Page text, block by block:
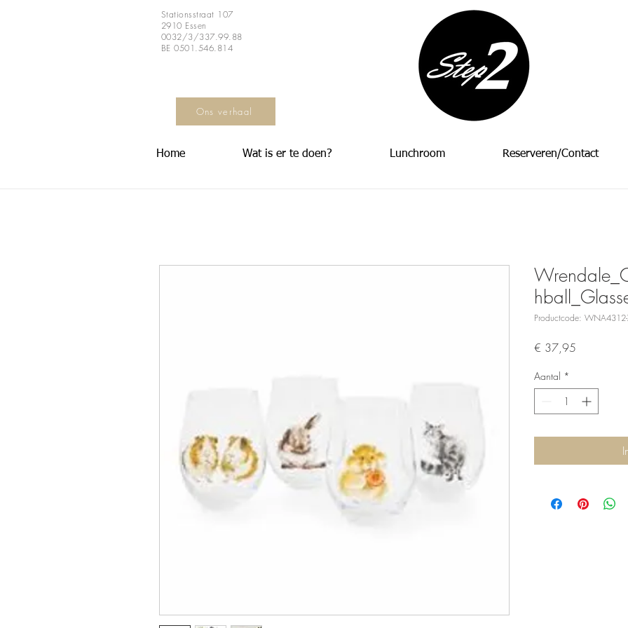
Stationsstraat 107
2910 Essen
0032/3/337.99.88
BE 0501.546.814
Ons verhaal
Home Wat is er te doen? Lunchroom Reserveren/Contact
Productcode:
€ 37,95
Aantal *